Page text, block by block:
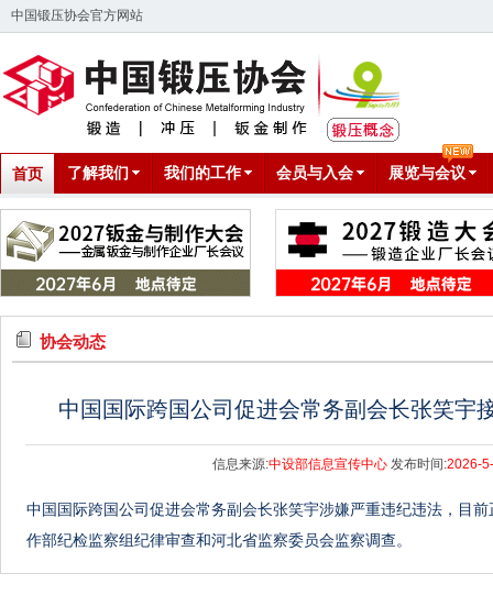
中国锻压协会官方网站
首页 了解我们 我们的工作 会员与入会 展览与会议
协会动态
中国国际跨国公司促进会常务副会长张笑宇
信息来源:中设部信息宣传中心 发布时间:2026-
中国国际跨国公司促进会常务副会长张笑宇涉嫌严重违纪违法，目
作部纪检监察组纪律审查和河北省监察委员会监察调查。